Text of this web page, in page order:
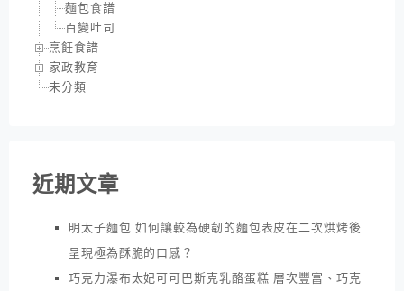
麵包食譜
百變吐司
烹飪食譜
家政教育
未分類
近期文章
明太子麵包 如何讓較為硬韌的麵包表皮在二次烘烤後
呈現極為酥脆的口感？
巧克力瀑布太妃可可巴斯克乳酪蛋糕 層次豐富、巧克